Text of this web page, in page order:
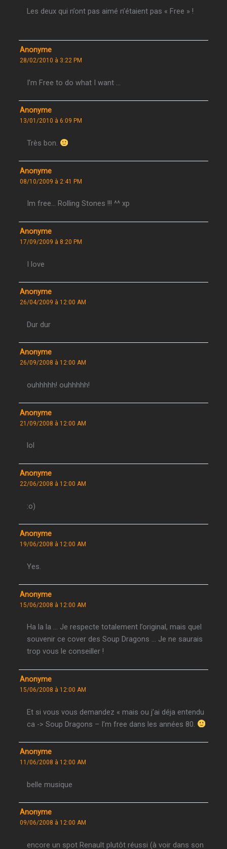
Les deux qui n’ont pas aimé n’étaient pas « Free » !
Anonyme
28/02/2010 à 3:22 PM
I’m Free to do what I want …
Anonyme
13/01/2010 à 6:09 PM
Très bon.
Anonyme
08/10/2009 à 2:41 PM
Im free… Rolling Stones !!! ^^ xp
Anonyme
17/09/2009 à 8:20 PM
I love
Anonyme
26/04/2009 à 12:00 AM
Dur dur
Anonyme
26/09/2008 à 12:00 AM
ouhhhhh! ouhhhhh!
Anonyme
21/09/2008 à 12:00 AM
lol
Anonyme
22/06/2008 à 12:00 AM
:o)
Anonyme
19/06/2008 à 12:00 AM
Yes.
Anonyme
15/06/2008 à 12:00 AM
Ha la la … Je respecte totalement l’original, mais quel
souvenir ce cover des Soup Dragons … Je ne saurais
trop vous le conseiller !
Anonyme
15/06/2008 à 12:00 AM
Et si vous vous demandez « mais ou j’ai déja entendu
ca -> Soup Dragons – I’m free dans les années 80.
Anonyme
11/06/2008 à 12:00 AM
belle musique
Anonyme
09/06/2008 à 12:00 AM
encore un spot Renault plutôt réussi (à voir dans son